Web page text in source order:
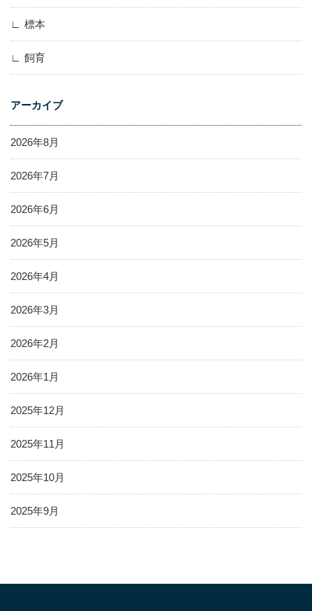
標本
飼育
アーカイブ
2026年8月
2026年7月
2026年6月
2026年5月
2026年4月
2026年3月
2026年2月
2026年1月
2025年12月
2025年11月
2025年10月
2025年9月